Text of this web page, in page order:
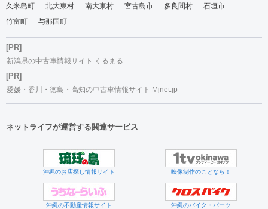
久米島町
北大東村 南大東村 宮古島市 多良間村
石垣市
竹富町
与那国町
[PR]
新潟県の中古車情報サイト くるまる
[PR]
愛媛・香川・徳島・高知の中古車情報サイト Mjnet.jp
ネットライフが運営する関連サービス
沖縄のお店探し情報サイト 映像制作のことなら！
沖縄の不動産情報サイト 沖縄のバイク・パーツ